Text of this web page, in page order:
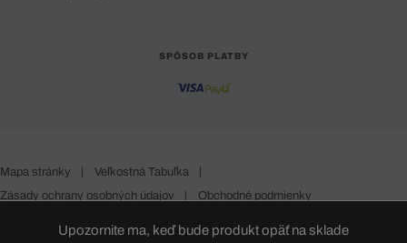
Upozornite ma, keď bude produkt opäť na sklade
SPÔSOB PLATBY
Mapa stránky | Veľkostná Tabuľka
|
Zásady ochrany osobných údajov
| Obchodné podmienky